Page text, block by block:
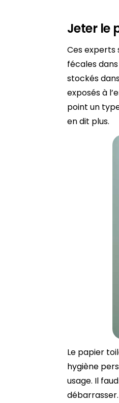
Jeter le
Ces
fécales
stockés
exposés à
point un
en dit plus.
Le papier
hygiène
usage. Il